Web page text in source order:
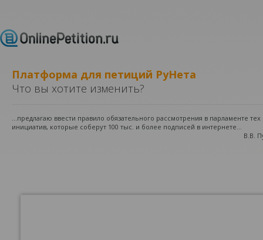
Платформа для петиций РуНета
Что вы хотите изменить?
...предлагаю ввести правило обязательного рассмотрения в парламенте
инициатив, которые соберут 100 тыс. и более подписей в интернете...
В.В.